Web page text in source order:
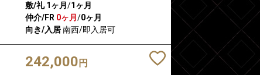
敷/礼 1ヶ月 /1ヶ月
仲介/FR 0ヶ月 /0ヶ月
向き/入居南西/即入居可
242,000 円